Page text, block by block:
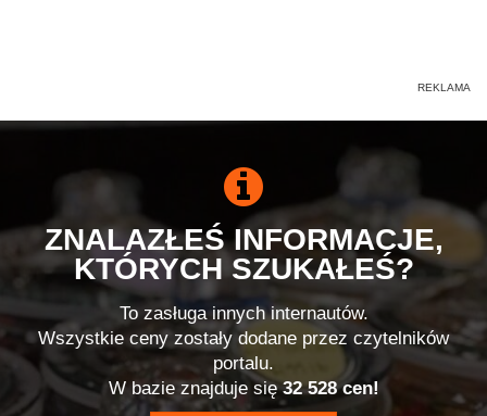
ZNALAZŁEŚ INFORMACJE,
KTÓRYCH SZUKAŁEŚ?
To zasługa innych internautów.
Wszystkie ceny zostały dodane przez czytelników
portalu.
W bazie znajduje się32 528 cen!